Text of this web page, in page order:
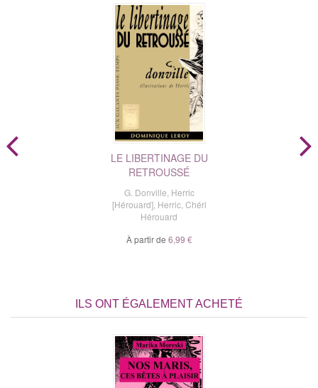
LE LIBERTINAGE DU
RETROUSSÉ
G. Donville, Herric
[Hérouard], Herric,Chéri
Hérouard
À partir de 6,99 €
ILS ONT ÉGALEMENT ACHETÉ